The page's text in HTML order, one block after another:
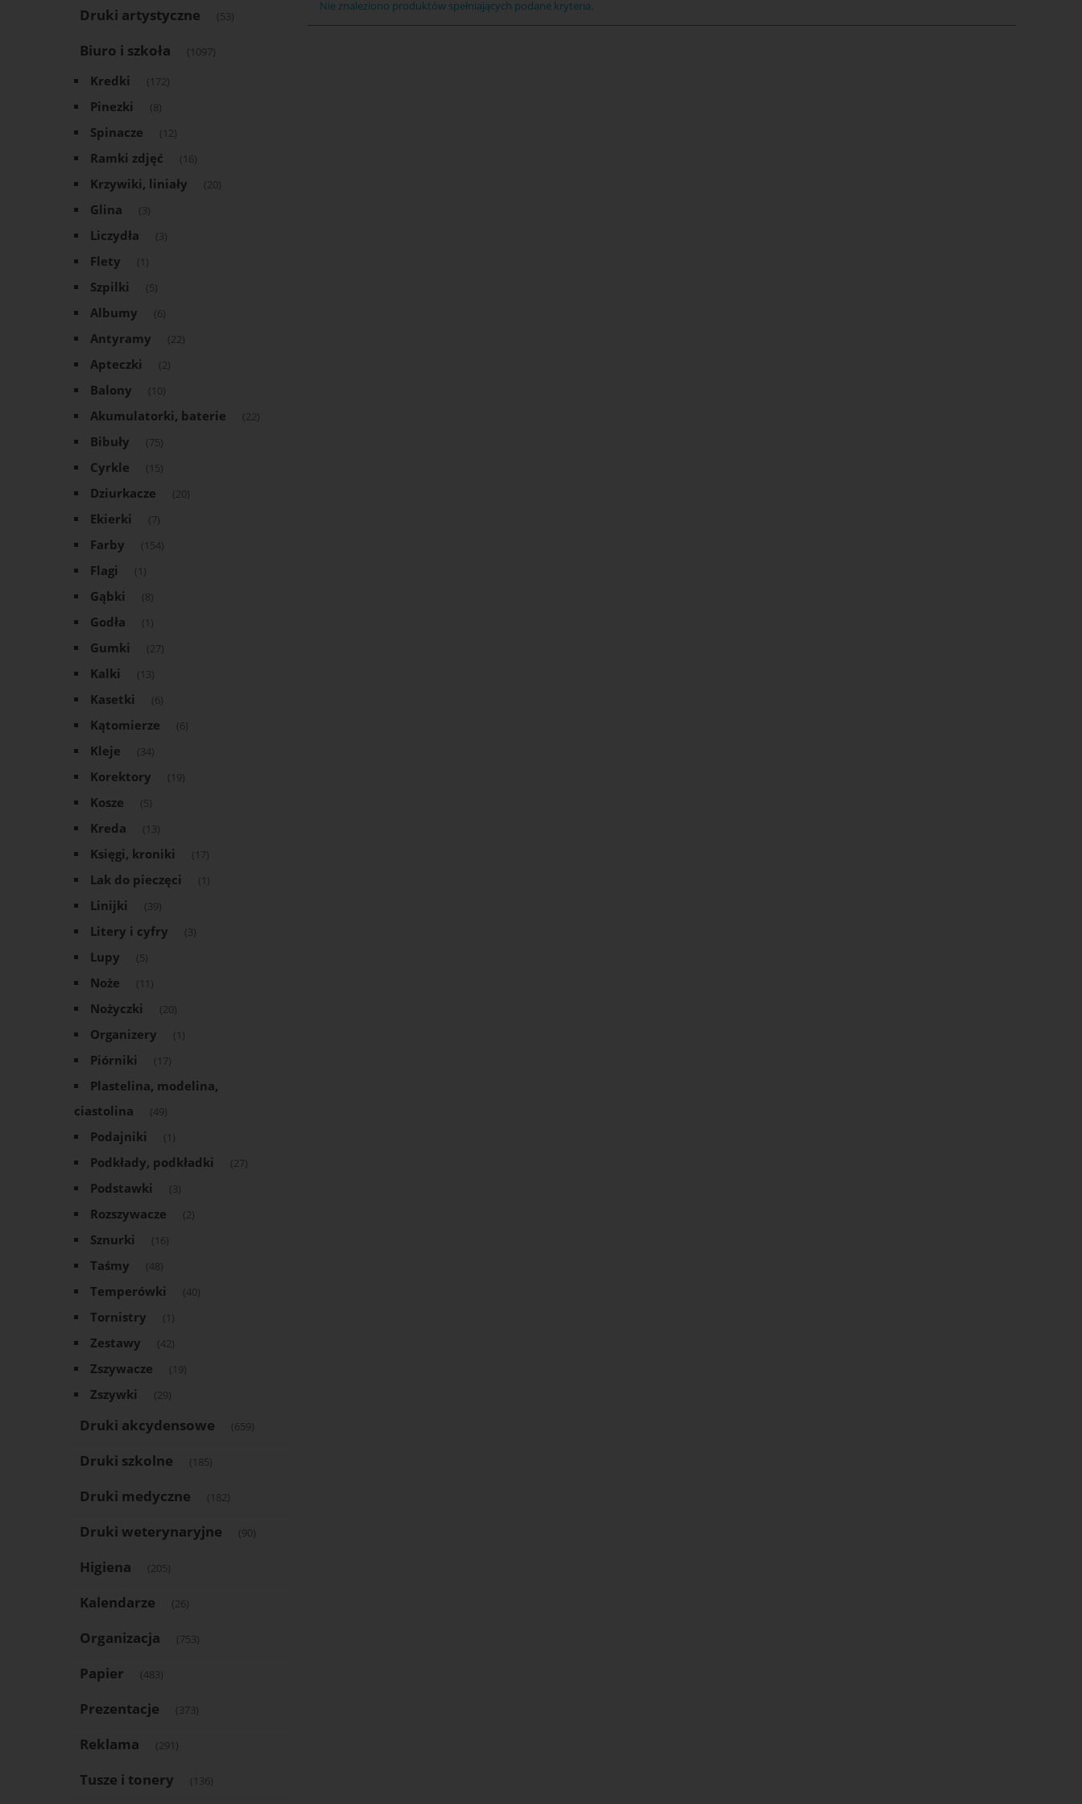
Druki artystyczne (53)
Biuro i szkoła (1097)
Kredki (172)
Pinezki (8)
Spinacze (12)
Ramki zdjęć (16)
Krzywiki, liniały (20)
Glina (3)
Liczydła (3)
Flety (1)
Szpilki (5)
Albumy (6)
Antyramy (22)
Apteczki (2)
Balony (10)
Akumulatorki, baterie (22)
Bibuły (75)
Cyrkle (15)
Dziurkacze (20)
Ekierki (7)
Farby (154)
Flagi (1)
Gąbki (8)
Godła (1)
Gumki (27)
Kalki (13)
Kasetki (6)
Kątomierze (6)
Kleje (34)
Korektory (19)
Kosze (5)
Kreda (13)
Księgi, kroniki (17)
Lak do pieczęci (1)
Linijki (39)
Litery i cyfry (3)
Lupy (5)
Noże (11)
Nożyczki (20)
Organizery (1)
Piórniki (17)
Plastelina, modelina,
ciastolina
(49)
Podajniki (1)
Podkłady, podkładki (27)
Podstawki (3)
Rozszywacze (2)
Sznurki (16)
Taśmy (48)
Temperówki (40)
Tornistry (1)
Zestawy (42)
Zszywacze (19)
Zszywki (29)
Druki akcydensowe (659)
Druki szkolne (185)
Druki medyczne (182)
Druki weterynaryjne (90)
Higiena (205)
Kalendarze (26)
Organizacja (753)
Papier (483)
Prezentacje (373)
Reklama (291)
Tusze i tonery (136)
Nie znaleziono produktów spełniających podane kryteria.